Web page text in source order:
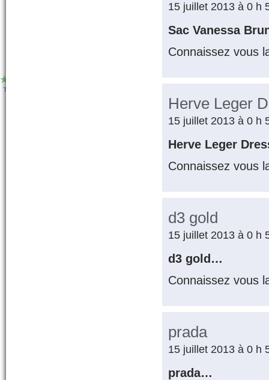
15 juillet 2013 à 0 h
Sac Vanessa
Connaissez vous
Herve Leger
15 juillet 2013 à 0 h
Herve Leger
Connaissez vous
d3 gold
15 juillet 2013 à 0 h
d3 gold…
Connaissez vous
prada
15 juillet 2013 à 0 h
prada…